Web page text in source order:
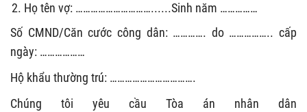
Họ tên vợ: …………………………......Sinh năm ……………
Số CMND/Căn cước công dân: …………. do …………….. cấp
ngày: ………………
Hộ khẩu thường trú: …………………………….
Chúng tôi yêu cầu Tòa án nhân dân